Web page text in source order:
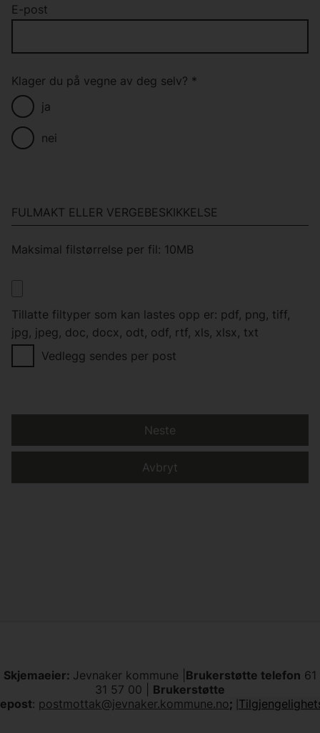
E-post
Klager du på vegne av deg selv? *
ja
nei
FULMAKT ELLER VERGEBESKIKKELSE
Maksimal filstørrelse per fil: 10MB
Tillatte filtyper som kan lastes opp er: pdf, png, tiff,
jpg, jpeg, doc, docx, odt, odf, rtf, xls, xlsx, txt
Vedlegg sendes per post
Avbryt
Neste
Skjemaeier: Jevnaker kommune | Brukerstøtte telefon 61
31 57 00 | Brukerstøtte
epost: postmottak@jevnaker.kommune.no;